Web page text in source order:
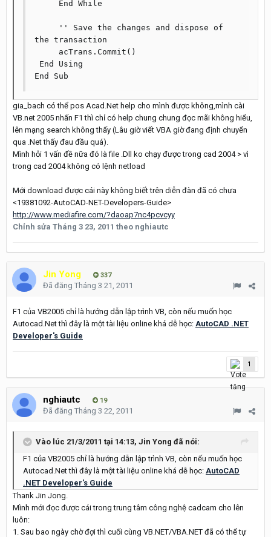
the transaction
End Sub
gia_bach có thể pos Acad.Net help cho mình được không,mình cài
VB.net 2005 nhấn F1 thì chỉ có help chung chung đọc mãi không hiểu,
lên mạng search không thấy (Lâu giờ viết VBA giờ đang định chuyển
qua .Net thấy đau đầu quá).
Mình hỏi 1 vấn đề nữa đó là file .Dll ko chạy được trong cad 2004 > vì
trong cad 2004 không có lệnh netload
Mới download được cái này không biết trên diễn đàn đã có chưa
<19381092-AutoCAD-NET-Developers-Guide>
http://www.mediafire.com/?daoap7nc4pcvcyy
Chỉnh sửa Tháng 3 23, 2011 theo nghiautc
Jin Yong 337
Đã đăng Tháng 3 21, 2011
F1 của VB2005 chỉ là hướng dẫn lập trình VB, còn nếu muốn học
Autocad.Net thì đây là một tài liệu online khá dễ học: AutoCAD .NET
Developer's Guide
1
nghiautc 19
Đã đăng Tháng 3 22, 2011
Vào lúc 21/3/2011 tại 14:13, Jin Yong đã nói:
F1 của VB2005 chỉ là hướng dẫn lập trình VB, còn nếu muốn học
Autocad.Net thì đây là một tài liệu online khá dễ học: AutoCAD
.NET Developer's Guide
Thank Jin Jong.
Mình mới đọc được cái trong trung tâm công nghệ cadcam cho lên
luôn:
1. Sau bao ngày chờ đợi thì cuối cùng VB.NET/VBA.NET đã có thể tự